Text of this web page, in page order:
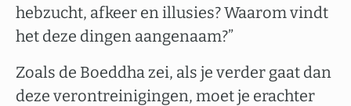
hebzucht, afkeer en illusies? Waarom vindt
het deze dingen aangenaam?”
Zoals de Boeddha zei, als je verder gaat dan
deze verontreinigingen, moet je erachter